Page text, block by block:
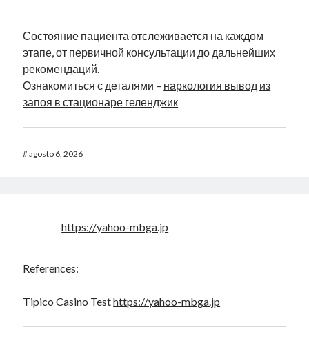
Состояние пациента отслеживается на каждом
этапе, от первичной консультации до дальнейших
рекомендаций.
Ознакомиться с деталями – наркология вывод из
запоя в стационаре геленджик
#agosto 6, 2026
https://yahoo-mbga.jp
References:
Tipico Casino Testhttps://yahoo-mbga.jp